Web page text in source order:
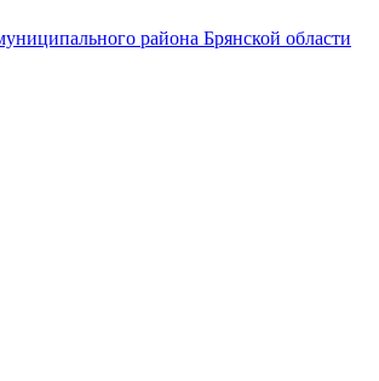
района Брянской области